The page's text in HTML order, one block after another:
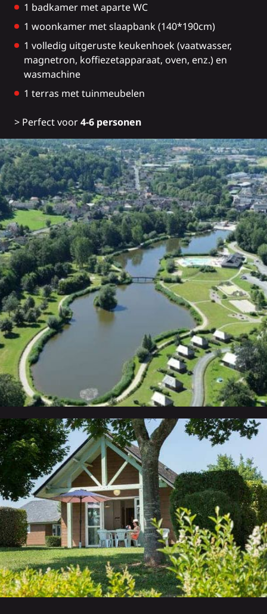
1 badkamer met aparte WC
1 woonkamer met slaapbank (140*190cm)
1 volledig uitgeruste keukenhoek (vaatwasser,
magnetron, koffiezetapparaat, oven, enz.) en
wasmachine
1 terras met tuinmeubelen
> Perfect voor4-6 personen